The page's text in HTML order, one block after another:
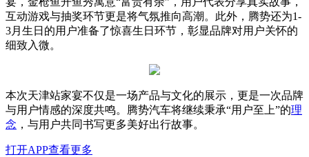
互动游戏与抽奖环节更是将气氛推向高潮。此外，腾势还为1-
3月生日的用户准备了惊喜生日环节，彰显品牌对用户关怀的
细致入微。
本次天津站家宴不仅是一场产品与文化的展示，更是一次品牌
与用户情感的深度共鸣。腾势汽车将继续秉承“用户至上”的理
念 ，与用户共同书写更多美好出行故事。
打开APP查看更多